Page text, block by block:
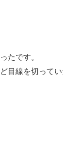
たです。
目線を切って